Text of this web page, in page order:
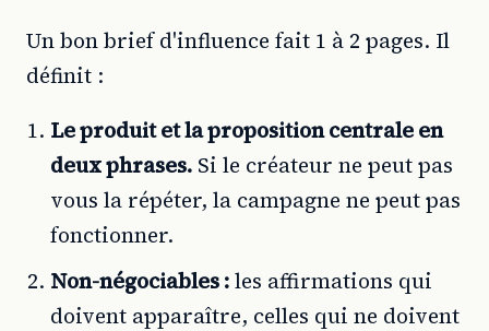
Un bon brief d'influence fait 1 à 2 pages. Il
définit :
Le produit et la proposition centrale en
deux phrases. Si le créateur ne peut pas
vous la répéter, la campagne ne peut pas
fonctionner.
Non-négociables :les affirmations qui
doivent apparaître, celles qui ne doivent